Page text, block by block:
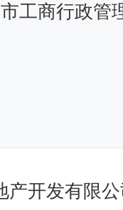
工商行政管
产开发有限